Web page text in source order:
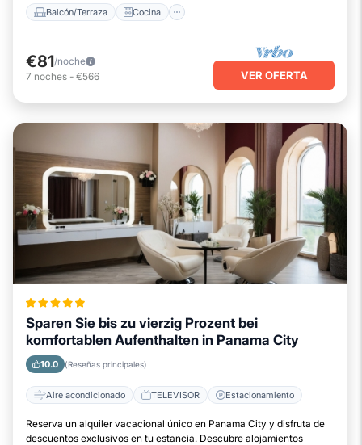
Balcón/Terraza Cocina
€81/noche
7 noches - €566 VER OFERTA
Sparen Sie bis zu vierzig Prozent bei
komfortablen Aufenthalten in Panama City
10.0 (Reseñas principales)
Aire acondicionado TELEVISOR Estacionamiento
Reserva un alquiler vacacional único en Panama City y disfruta de
descuentos exclusivos en tu estancia. Descubre alojamientos